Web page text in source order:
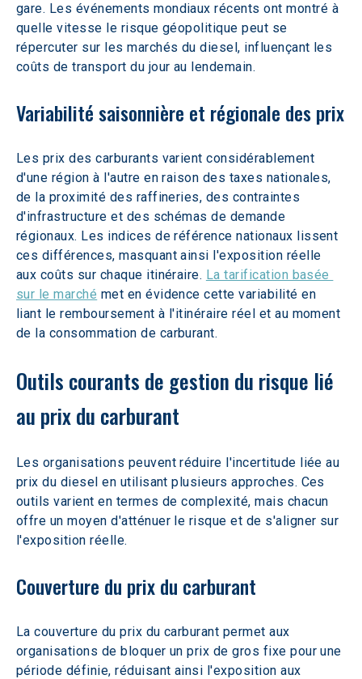
gare. Les événements mondiaux récents ont montré à
quelle vitesse le risque géopolitique peut se
répercuter sur les marchés du diesel, influençant les
coûts de transport du jour au lendemain.
Variabilité saisonnière et régionale des prix
Les prix des carburants varient considérablement
d'une région à l'autre en raison des taxes nationales,
de la proximité des raffineries, des contraintes
d'infrastructure et des schémas de demande
régionaux. Les indices de référence nationaux lissent
ces différences, masquant ainsi l'exposition réelle
aux coûts sur chaque itinéraire. La tarification basée
sur le marché met en évidence cette variabilité en
liant le remboursement à l'itinéraire réel et au moment
de la consommation de carburant.
Outils courants de gestion du risque lié
au prix du carburant
Les organisations peuvent réduire l'incertitude liée au
prix du diesel en utilisant plusieurs approches. Ces
outils varient en termes de complexité, mais chacun
offre un moyen d'atténuer le risque et de s'aligner sur
l'exposition réelle.
Couverture du prix du carburant
La couverture du prix du carburant permet aux
organisations de bloquer un prix de gros fixe pour une
période définie, réduisant ainsi l'exposition aux